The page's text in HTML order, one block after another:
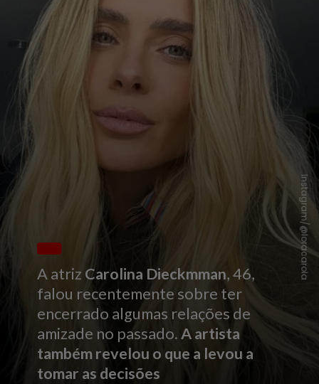
A atriz Carolina Dieckmman, 46,
falou recentemente sobre ter
encerrado algumas relações de
amizade no passado.A artista
também revelou o que a levou a
tomar as decisões
Instagram/@loracarola